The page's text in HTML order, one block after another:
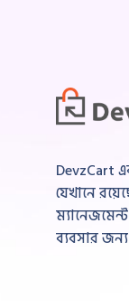
DevzCart
যেখানে
ব্যবসার